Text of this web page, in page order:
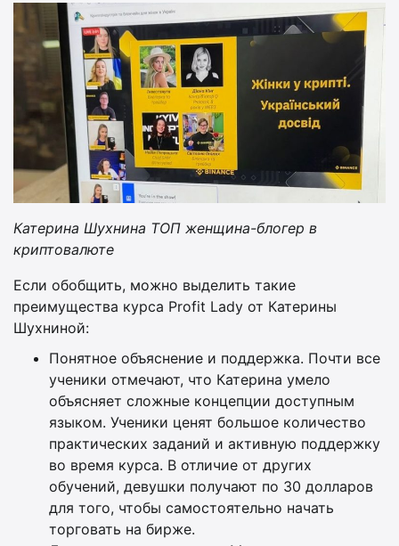
Катерина Шухнина ТОП женщина-блогер в
криптовалюте
Если обобщить, можно выделить такие
преимущества курса Profit Lady от Катерины
Шухниной:
Понятное объяснение и поддержка. Почти все
ученики отмечают, что Катерина умело
объясняет сложные концепции доступным
языком. Ученики ценят большое количество
практических заданий и активную поддержку
во время курса. В отличие от других
обучений, девушки получают по 30 долларов
для того, чтобы самостоятельно начать
торговать на бирже.